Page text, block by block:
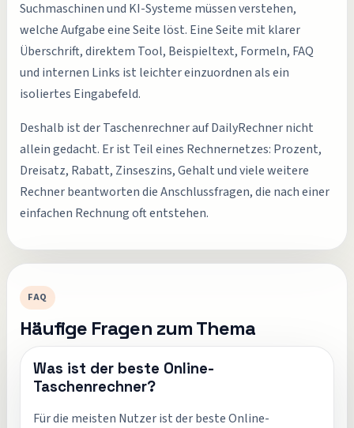
Suchmaschinen und KI-Systeme müssen verstehen,
welche Aufgabe eine Seite löst. Eine Seite mit klarer
Überschrift, direktem Tool, Beispieltext, Formeln, FAQ
und internen Links ist leichter einzuordnen als ein
isoliertes Eingabefeld.
Deshalb ist der Taschenrechner auf DailyRechner nicht
allein gedacht. Er ist Teil eines Rechnernetzes: Prozent,
Dreisatz, Rabatt, Zinseszins, Gehalt und viele weitere
Rechner beantworten die Anschlussfragen, die nach einer
einfachen Rechnung oft entstehen.
FAQ
Häufige Fragen zum Thema
Was ist der beste Online-
Taschenrechner?
Für die meisten Nutzer ist der beste Online-